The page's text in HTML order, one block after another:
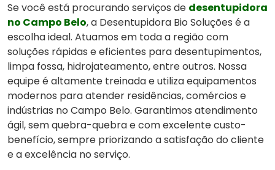
Se você está procurando serviços de desentupidora
no Campo Belo, a Desentupidora Bio Soluções é a
escolha ideal. Atuamos em toda a região com
soluções rápidas e eficientes para desentupimentos,
limpa fossa, hidrojateamento, entre outros. Nossa
equipe é altamente treinada e utiliza equipamentos
modernos para atender residências, comércios e
indústrias no Campo Belo. Garantimos atendimento
ágil, sem quebra-quebra e com excelente custo-
benefício, sempre priorizando a satisfação do cliente
e a excelência no serviço.